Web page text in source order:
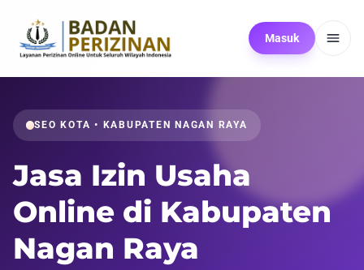
Masuk
SEO KOTA • KABUPATEN NAGAN RAYA
Jasa Izin Usaha
Online di Kabupaten
Nagan Raya